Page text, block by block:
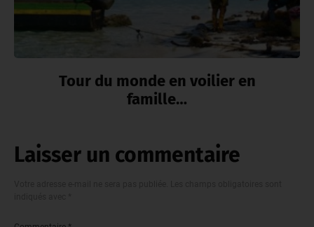
Tour du monde en voilier en
famille…
Laisser un commentaire